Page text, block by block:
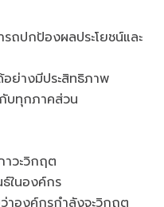
ถปกป้องผลประโยชน์และ
ย่างมีประสิทธิภาพ
บทุกภาคส่วน
าวะวิกฤต
ในองค์กร
าองค์กรกำลังจะวิกฤต